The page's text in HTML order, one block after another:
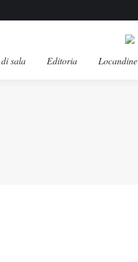
sala Editoria Locandine